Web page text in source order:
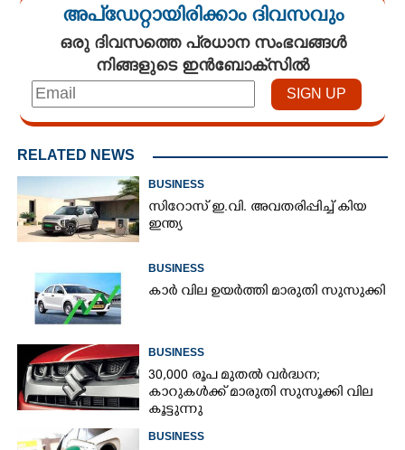
അപ്ഡേറ്റായിരിക്കാം ദിവസവും
ഒരു ദിവസത്തെ പ്രധാന സംഭവങ്ങൾ
നിങ്ങളുടെ ഇൻബോക്സിൽ
RELATED NEWS
BUSINESS
സിറോസ് ഇ.വി. അവതരിപ്പിച്ച് കിയ
ഇന്ത്യ
BUSINESS
കാർ വില ഉയർത്തി മാരുതി സുസുക്കി
BUSINESS
30,000 രൂപ മുതല്‍ വര്‍ദ്ധന;
കാറുകള്‍ക്ക് മാരുതി സുസൂക്കി വില
കൂട്ടുന്നു
BUSINESS